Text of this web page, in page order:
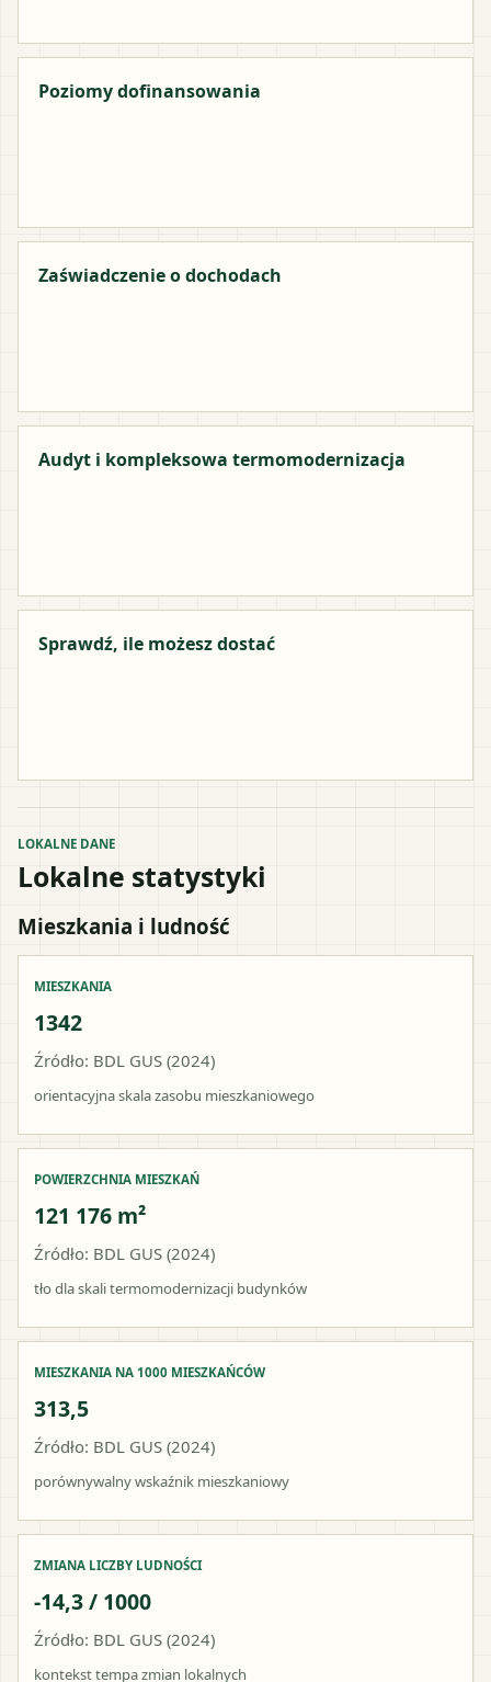
Poziomy dofinansowania
Zaświadczenie o dochodach
Audyt i kompleksowa termomodernizacja
Sprawdź, ile możesz dostać
LOKALNE DANE
Lokalne statystyki
Mieszkania i ludność
MIESZKANIA
1342
Źródło: BDL GUS (2024)
orientacyjna skala zasobu mieszkaniowego
POWIERZCHNIA MIESZKAŃ
121 176 m²
Źródło: BDL GUS (2024)
tło dla skali termomodernizacji budynków
MIESZKANIA NA 1000 MIESZKAŃCÓW
313,5
Źródło: BDL GUS (2024)
porównywalny wskaźnik mieszkaniowy
ZMIANA LICZBY LUDNOŚCI
-14,3 / 1000
Źródło: BDL GUS (2024)
kontekst tempa zmian lokalnych